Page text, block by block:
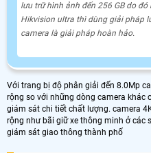
lưu trữ hình ảnh đến 256 GB do
Hikvision ultra thì dùng giải pháp
camera là giải pháp hoàn hảo.
Với trang bị độ phân giải đến 8.0Mp
rộng so với những dòng camera khác
giám sát chi tiết chất lượng. camera
rộng như bãi giữ xe thông minh ở các
giám sát giao thông thành phố